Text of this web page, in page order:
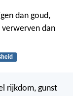
dan goud,
dan
rijkdom, gunst